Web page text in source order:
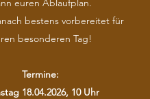
euren Ablaufplan.
bestens vorbereitet für
besonderen Tag!
​Termine:
18.04.2026, 10 Uhr